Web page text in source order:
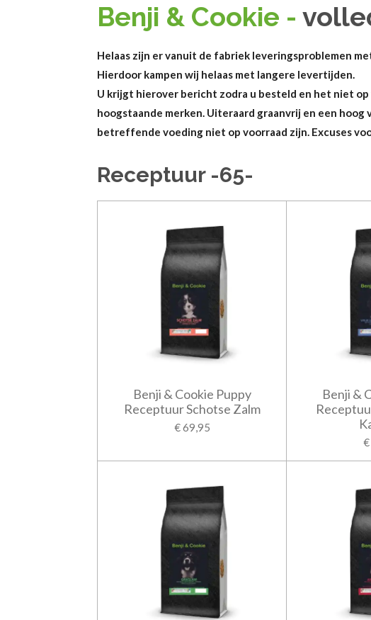
Benji & Cookie -
Helaas zijn er vanuit de fabriek leveringsproblemen
Hierdoor kampen wij helaas met langere levertijden.
U krijgt hierover bericht zodra u besteld en het niet
hoogstaande merken. Uiteraard graanvrij en een
betreffende voeding niet op voorraad zijn. Excuses
Receptuur -65-
Benji & Cookie Puppy
Receptuur Schotse Zalm
€ 69,95
Benji &